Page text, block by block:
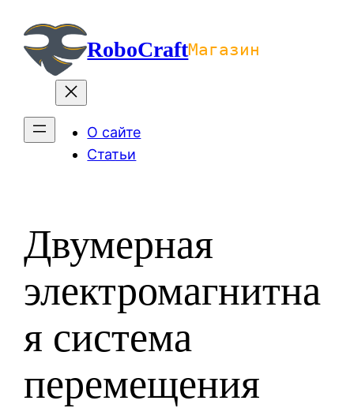
содержимомуRoboCraftМагазин
О сайте
Статьи
Двумерная
электромагнитна
я система
перемещения